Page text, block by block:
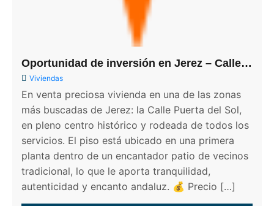
Oportunidad de inversión en Jerez – Calle Puerta del Sol
Viviendas
En venta preciosa vivienda en una de las zonas
más buscadas de Jerez: la Calle Puerta del Sol,
en pleno centro histórico y rodeada de todos los
servicios. El piso está ubicado en una primera
planta dentro de un encantador patio de vecinos
tradicional, lo que le aporta tranquilidad,
autenticidad y encanto andaluz. 💰 Precio […]